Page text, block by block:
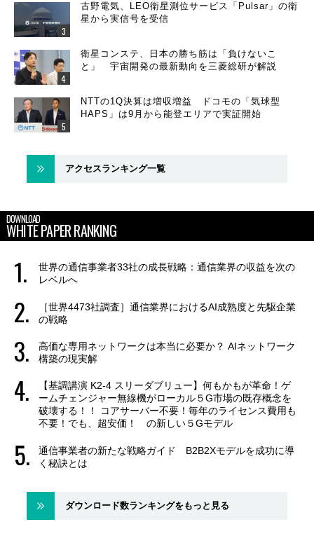
古野電気、LEO衛星測位サービス「Pulsar」の衛
星から実信号を受信
衛星コンステ、日本の勝ち筋は「負けないこ
と」 宇宙開発の最新動向を三菱総研が解説
NTTの1Q決算は増収増益 ドコモの「気球型
HAPS」は9月から能登エリアで実証開始
アクセスランキング一覧
DOWNLOAD
WHITE PAPER RANKING
世界の通信事業者33社の成長戦略：通信業界の収益を次の
レベルへ
［世界4473社調査］通信業界におけるAI成熟度と先駆企業
の戦略
高価な専用ネットワークは本当に必要か？ AIネットワーク
構築の現実解
【基調講演 K2-4 スリーダブリュー】何もかもが革命！ゲ
ームチェンジャー無線機がローカル５G市場の既存概念を
破壊する！！ コアサーバー不要！毎年のライセンス費用も
不要！でも、超安価！ の新しい５Gモデル
通信事業者の新たな戦略ガイド B2B2Xモデルを成功に導
く秘訣とは
ダウンロード数ランキングをもっと見る